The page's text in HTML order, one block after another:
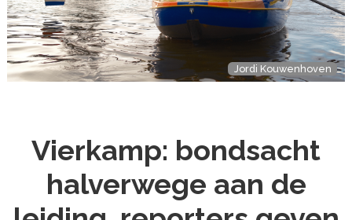
Jordi Kouwenhoven
Vierkamp: bondsacht
halverwege aan de